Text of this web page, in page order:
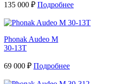
135 000 ₽ Подробнее
Phonak Audeo М
30-13Т
69 000 ₽ Подробнее